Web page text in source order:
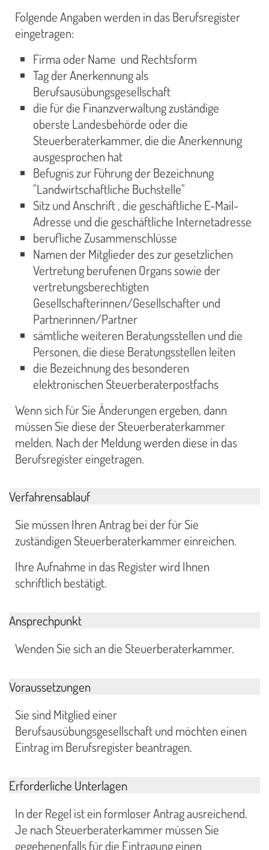
Folgende Angaben werden in das Berufsregister
eingetragen:
Firma oder Name und Rechtsform
Tag der Anerkennung als
Berufsausübungsgesellschaft
die für die Finanzverwaltung zuständige
oberste Landesbehörde oder die
Steuerberaterkammer, die die Anerkennung
ausgesprochen hat
Befugnis zur Führung der Bezeichnung
"Landwirtschaftliche Buchstelle"
Sitz und Anschrift , die geschäftliche E-Mail-
Adresse und die geschäftliche Internetadresse
berufliche Zusammenschlüsse
Namen der Mitglieder des zur gesetzlichen
Vertretung berufenen Organs sowie der
vertretungsberechtigten
Gesellschafterinnen/Gesellschafter und
Partnerinnen/Partner
sämtliche weiteren Beratungsstellen und die
Personen, die diese Beratungsstellen leiten
die Bezeichnung des besonderen
elektronischen Steuerberaterpostfachs
Wenn sich für Sie Änderungen ergeben, dann
müssen Sie diese der Steuerberaterkammer
melden. Nach der Meldung werden diese in das
Berufsregister eingetragen.
Verfahrensablauf
Sie müssen Ihren Antrag bei der für Sie
zuständigen Steuerberaterkammer einreichen.
Ihre Aufnahme in das Register wird Ihnen
schriftlich bestätigt.
Ansprechpunkt
Wenden Sie sich an die Steuerberaterkammer.
Voraussetzungen
Sie sind Mitglied einer
Berufsausübungsgesellschaftund möchten einen
Eintrag im Berufsregister beantragen.
Erforderliche Unterlagen
In der Regel ist ein formloser Antrag ausreichend.
Je nach Steuerberaterkammer müssen Sie
gegebenenfalls für die Eintragung einen